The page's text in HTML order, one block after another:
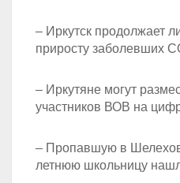
– Иркутск продолжает
приросту заболевших
– Иркутяне могут
участников ВОВ на
– Пропавшую в
летнюю школьницу